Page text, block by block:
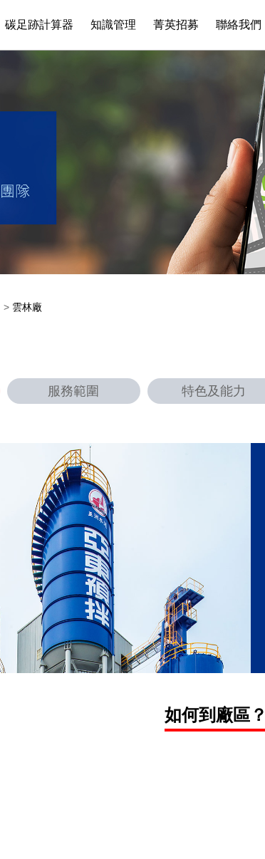
碳足跡計算器 知識管理 菁英招募 聯絡我們
>雲林廠
服務範圍 特色及能力
如何到廠區